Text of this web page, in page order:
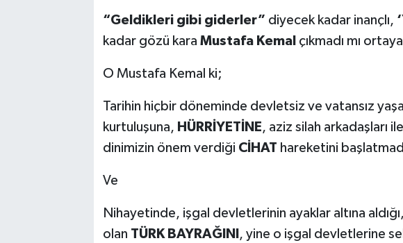
“Geldikleri gibi giderler” diyecek kadar inançlı,
kadar gözü kara Mustafa Kemal çıkmadı mı
O Mustafa Kemal ki;
Tarihin hiçbir döneminde devletsiz ve vatansız
kurtuluşuna, HÜRRİYETİNE, aziz silah arkadaşları
dinimizin önem verdiği CİHAT hareketini
Ve
Nihayetinde, işgal devletlerinin ayaklar altına aldığı,
olan TÜRK BAYRAĞINI , yine o işgal devletlerine